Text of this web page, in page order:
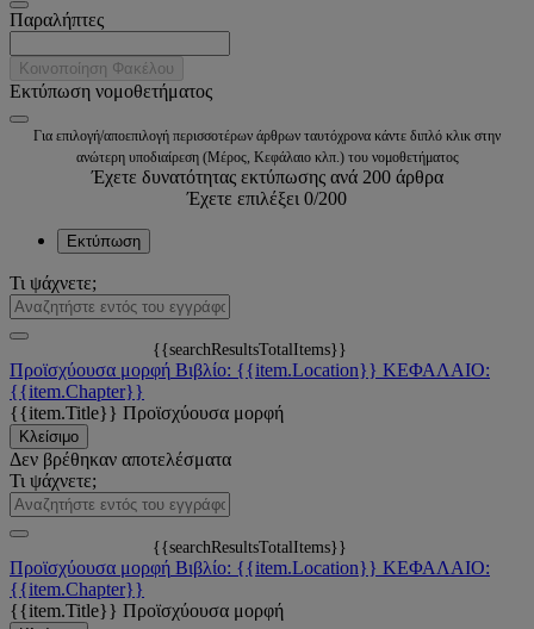
Παραλήπτες
Κοινοποίηση Φακέλου
Εκτύπωση νομοθετήματος
Για επιλογή/αποεπιλογή περισσοτέρων άρθρων ταυτόχρονα κάντε διπλό κλικ στην
ανώτερη υποδιαίρεση (Μέρος, Κεφάλαιο κλπ.) του νομοθετήματος
Έχετε δυνατότητας εκτύπωσης ανά 200 άρθρα
Έχετε επιλέξει 0/200
Εκτύπωση
Τι ψάχνετε;
{{searchResultsTotalItems}}
Προϊσχύουσα μορφή Βιβλίο: {{item.Location}} ΚΕΦΑΛΑΙΟ:
{{item.Chapter}}
{{item.Title}} Προϊσχύουσα μορφή
Κλείσιμο
Δεν βρέθηκαν αποτελέσματα
Τι ψάχνετε;
{{searchResultsTotalItems}}
Προϊσχύουσα μορφή Βιβλίο: {{item.Location}} ΚΕΦΑΛΑΙΟ:
{{item.Chapter}}
{{item.Title}} Προϊσχύουσα μορφή